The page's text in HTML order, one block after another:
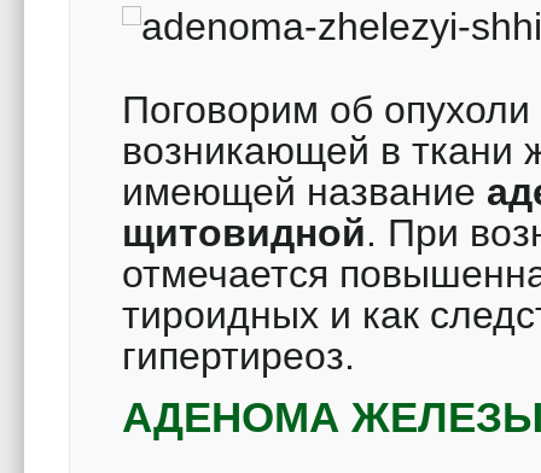
Поговорим об
возникающей в
имеющей название
щитовидной. При
отмечается
тироидных и как
гипертиреоз.
АДЕНОМА